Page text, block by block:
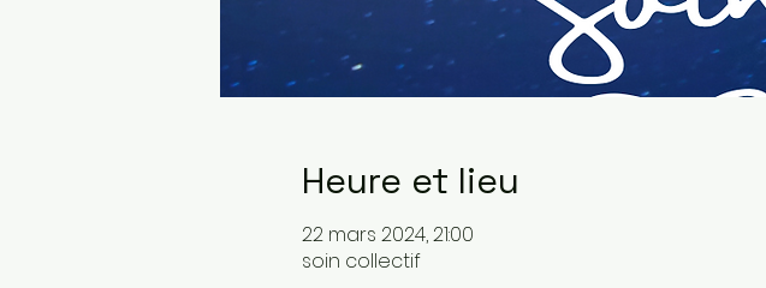
Heure et lieu
22 mars 2024, 21:00
soin collectif